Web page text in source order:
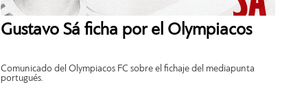
Gustavo Sá ficha por el Olympiacos
Comunicado del Olympiacos FC sobre el fichaje del mediapunta
portugués.